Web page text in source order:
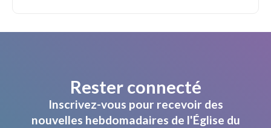
Rester connecté
Inscrivez-vous pour recevoir des
nouvelles hebdomadaires de l'Église du